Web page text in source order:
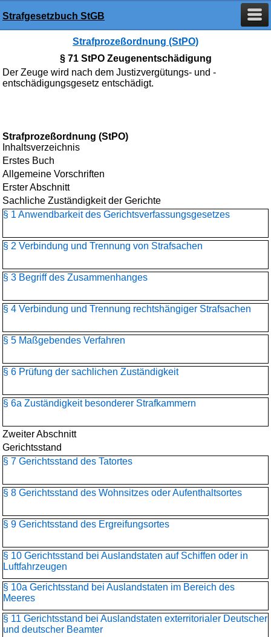
Strafgesetzbuch StGB
Strafprozeßordnung (StPO)
§ 71 StPO Zeugenentschädigung
Der Zeuge wird nach dem Justizvergütungs- und -
entschädigungsgesetz entschädigt.
Strafprozeßordnung (StPO)
Inhaltsverzeichnis
Erstes Buch
Allgemeine Vorschriften
Erster Abschnitt
Sachliche Zuständigkeit der Gerichte
§ 1 Anwendbarkeit des Gerichtsverfassungsgesetzes
§ 2 Verbindung und Trennung von Strafsachen
§ 3 Begriff des Zusammenhanges
§ 4 Verbindung und Trennung rechtshängiger Strafsachen
§ 5 Maßgebendes Verfahren
§ 6 Prüfung der sachlichen Zuständigkeit
§ 6a Zuständigkeit besonderer Strafkammern
Zweiter Abschnitt
Gerichtsstand
§ 7 Gerichtsstand des Tatortes
§ 8 Gerichtsstand des Wohnsitzes oder Aufenthaltsortes
§ 9 Gerichtsstand des Ergreifungsortes
§ 10 Gerichtsstand bei Auslandstaten auf Schiffen oder in
Luftfahrzeugen
§ 10a Gerichtsstand bei Auslandstaten im Bereich des
Meeres
§ 11 Gerichtsstand bei Auslandstaten exterritorialer Deutscher
und deutscher Beamter